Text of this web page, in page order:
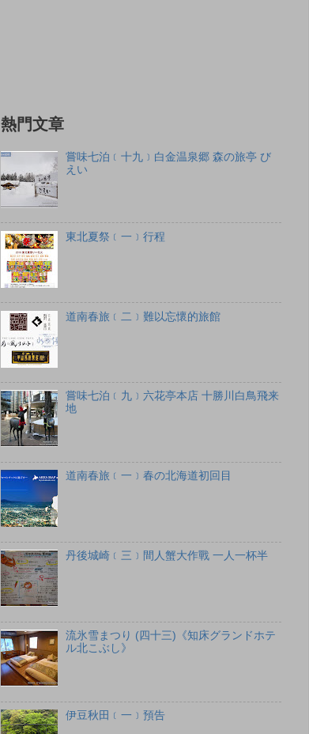
熱門文章
嘗味七泊﹝十九﹞白金温泉郷 森の旅亭 び
えい
東北夏祭﹝一﹞行程
道南春旅﹝二﹞難以忘懷的旅館
嘗味七泊﹝九﹞六花亭本店 十勝川白鳥飛来
地
道南春旅﹝一﹞春の北海道初回目
丹後城崎﹝三﹞間人蟹大作戰 一人一杯半
流氷雪まつり (四十三)《知床グランドホテ
ル北こぶし》
伊豆秋田﹝一﹞預告